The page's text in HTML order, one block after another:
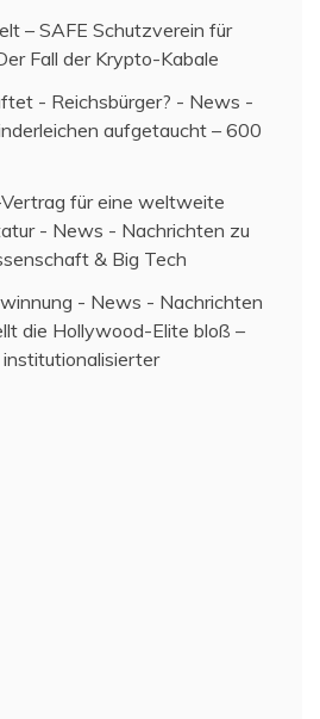
– SAFE Schutzverein für
Fall der Krypto-Kabale
- Reichsbürger? - News -
aufgetaucht – 600
für eine weltweite
- News - Nachrichten zu
& Big Tech
- News - Nachrichten
die Hollywood-Elite bloß –